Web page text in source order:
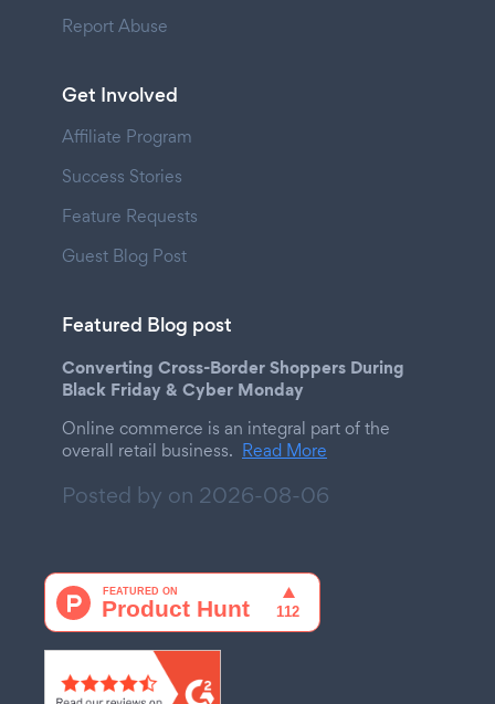
Report Abuse
Get Involved
Affiliate Program
Success Stories
Feature Requests
Guest Blog Post
Featured Blog post
Converting Cross-Border Shoppers During
Black Friday & Cyber Monday
Online commerce is an integral part of the
overall retail business. Read More
Posted by on 2026-08-06